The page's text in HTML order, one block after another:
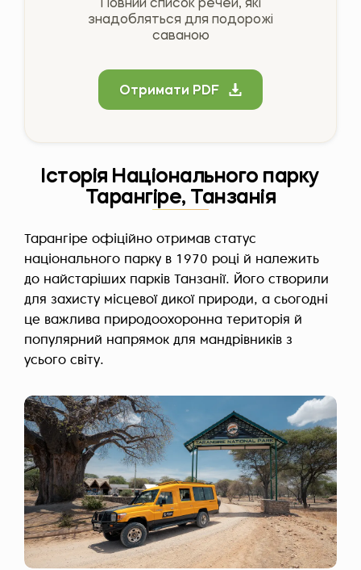
Повний список речей, які
знадобляться для подорожі
саваною
Отримати PDF
Історія Національного парку
Тарангіре, Танзанія
Тарангіре офіційно отримав статус
національного парку в 1970 році й належить
до найстаріших парків Танзанії. Його створили
для захисту місцевої дикої природи, а сьогодні
це важлива природоохоронна територія й
популярний напрямок для мандрівників з
усього світу.